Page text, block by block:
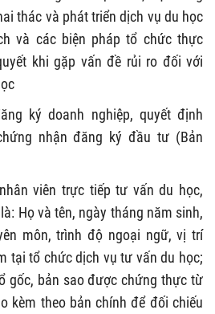
thác và phát triển dịch vụ du học
và các biện pháp tổ chức thực
khi gặp vấn đề rủi ro đối với
ký doanh nghiệp, quyết định
nhận đăng ký đầu tư (Bản
viên trực tiếp tư vấn du học,
Họ và tên, ngày tháng năm sinh,
môn, trình độ ngoại ngữ, vị trí
tại tổ chức dịch vụ tư vấn du học;
gốc, bản sao được chứng thực từ
kèm theo bản chính để đối chiếu